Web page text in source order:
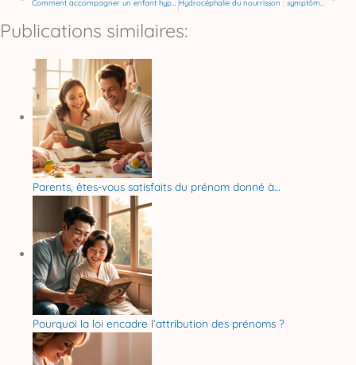
Publications similaires:
Parents, êtes-vous satisfaits du prénom donné à…
Pourquoi la loi encadre l’attribution des prénoms ?